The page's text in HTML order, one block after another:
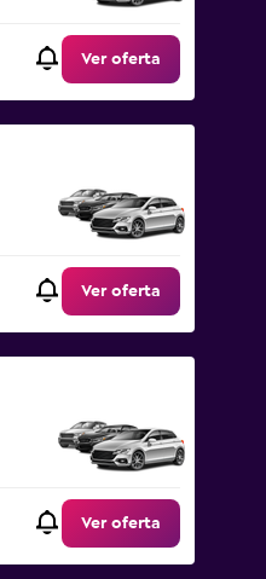
Ver oferta
Ver oferta
Ver oferta